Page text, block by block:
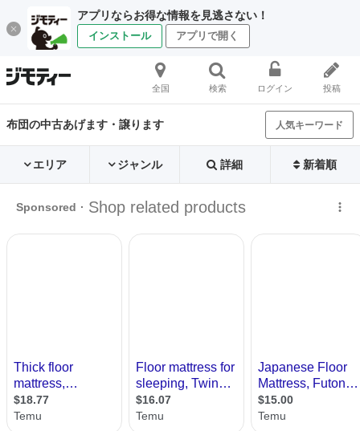
アプリならお得な情報を見逃さない！
インストール アプリで開く
全国 検索 ログイン 投稿
布団の中古あげます・譲ります 人気キーワード
エリア ジャンル 詳細 新着順